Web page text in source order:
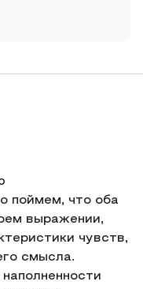
поймем, что оба
выражении,
чувств,
смысла.